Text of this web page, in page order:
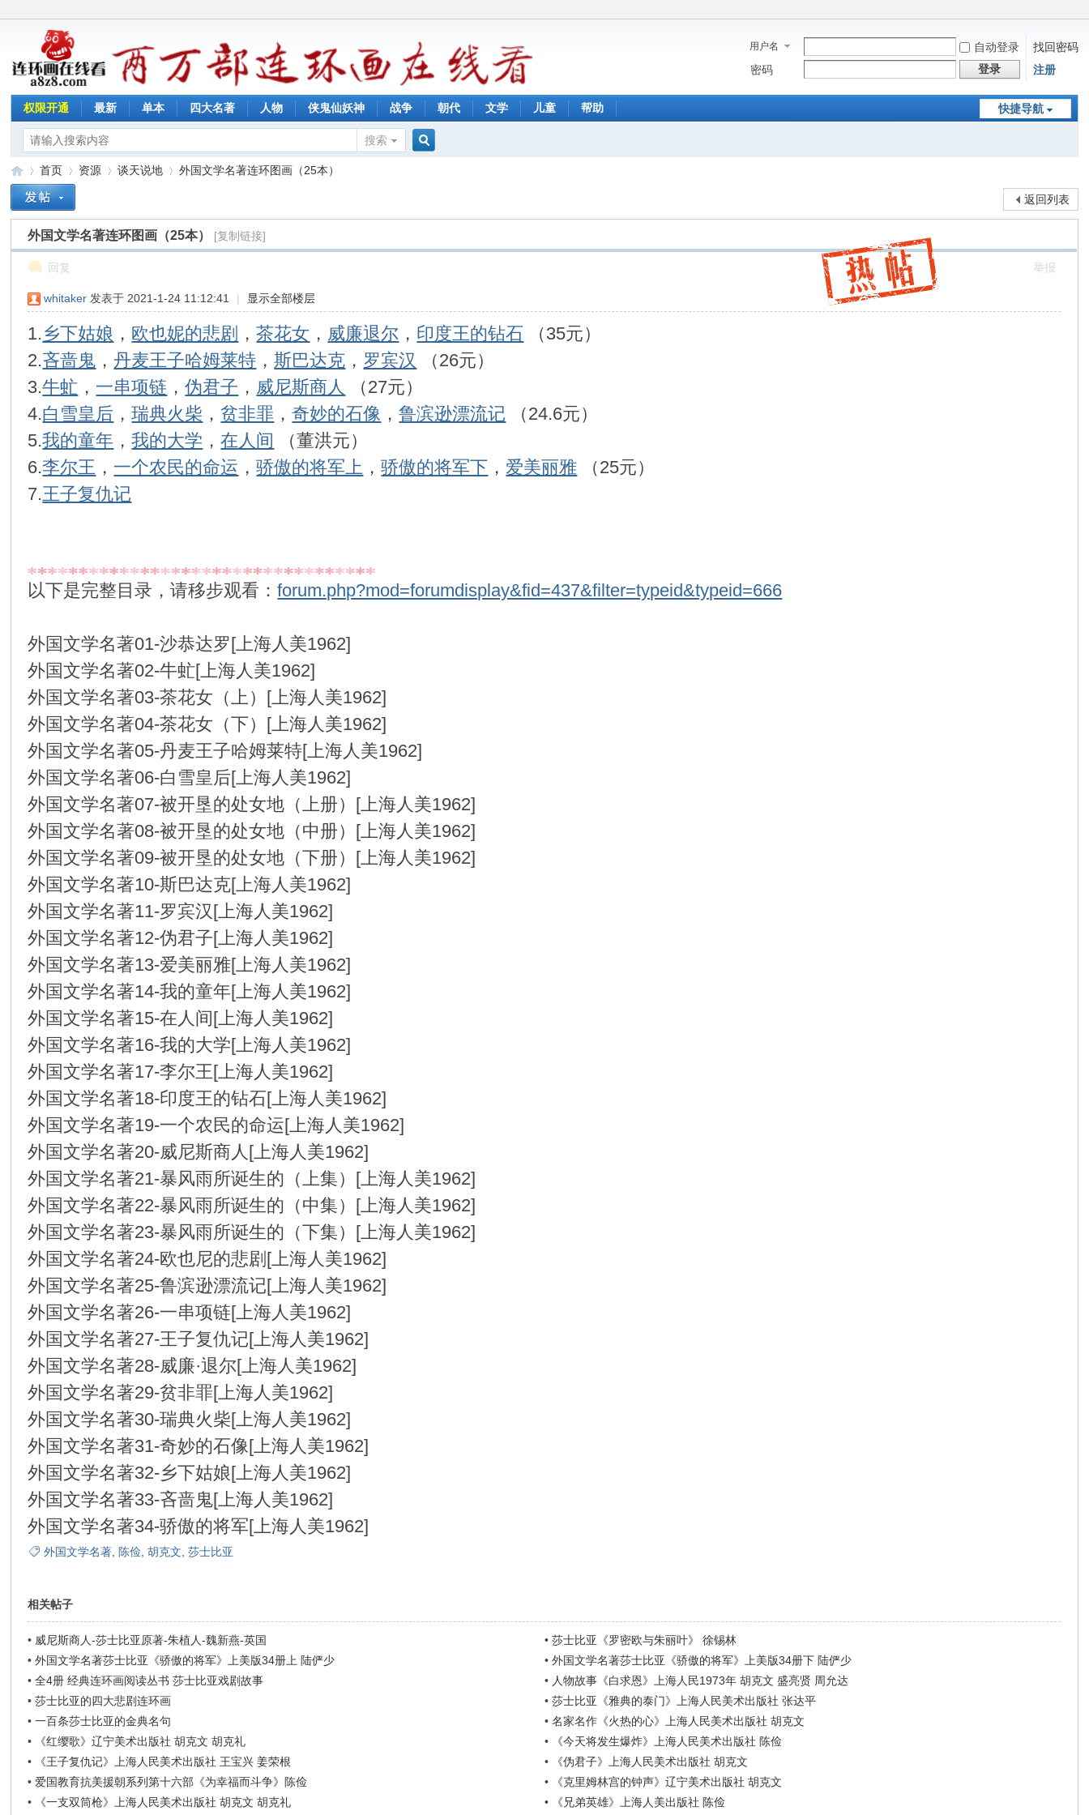
用户名 自动登录
找回密码
密码
登录 注册
快捷导航
权限开通 最新 单本 四大名著 人物 侠鬼仙妖神 战争 朝代 文学 儿童 帮助
搜索
»
首页
›
资源
›
谈天说地
›
外国文学名著连环图画（25本）
返回列表
外国文学名著连环图画（25本） [复制链接]
回复 举报
whitaker 发表于 2021-1-24 11:12:41 | 显示全部楼层
1. 乡下姑娘 ， 欧也妮的悲剧 ，茶花女 ， 威廉退尔 ， 印度王的钻石 （35元）
2.吝啬鬼 ，丹麦王子哈姆莱特 ，斯巴达克 ， 罗宾汉
（26元）
3.牛虻 ， 一串项链 ，伪君子 ， 威尼斯商人
（27元）
4.白雪皇后 ，瑞典火柴 ，贫非罪 ，奇妙的石像 ，鲁滨逊漂流记 （24.6元）
5.我的童年 ，我的大学 ，在人间 （董洪元）
6.李尔王 ， 一个农民的命运 ，骄傲的将军上 ，骄傲的将军下 ，爱美丽雅 （25元）
7.王子复仇记
以下是完整目录，请移步观看：forum.php?mod=forumdisplay&fid=437&filter=typeid&typeid=666
外国文学名著01-沙恭达罗[上海人美1962]
外国文学名著02-牛虻[上海人美1962]
外国文学名著03-茶花女（上）[上海人美1962]
外国文学名著04-茶花女（下）[上海人美1962]
外国文学名著05-丹麦王子哈姆莱特[上海人美1962]
外国文学名著06-白雪皇后[上海人美1962]
外国文学名著07-被开垦的处女地（上册）[上海人美1962]
外国文学名著08-被开垦的处女地（中册）[上海人美1962]
外国文学名著09-被开垦的处女地（下册）[上海人美1962]
外国文学名著10-斯巴达克[上海人美1962]
外国文学名著11-罗宾汉[上海人美1962]
外国文学名著12-伪君子[上海人美1962]
外国文学名著13-爱美丽雅[上海人美1962]
外国文学名著14-我的童年[上海人美1962]
外国文学名著15-在人间[上海人美1962]
外国文学名著16-我的大学[上海人美1962]
外国文学名著17-李尔王[上海人美1962]
外国文学名著18-印度王的钻石[上海人美1962]
外国文学名著19-一个农民的命运[上海人美1962]
外国文学名著20-威尼斯商人[上海人美1962]
外国文学名著21-暴风雨所诞生的（上集）[上海人美1962]
外国文学名著22-暴风雨所诞生的（中集）[上海人美1962]
外国文学名著23-暴风雨所诞生的（下集）[上海人美1962]
外国文学名著24-欧也尼的悲剧[上海人美1962]
外国文学名著25-鲁滨逊漂流记[上海人美1962]
外国文学名著26-一串项链[上海人美1962]
外国文学名著27-王子复仇记[上海人美1962]
外国文学名著28-威廉·退尔[上海人美1962]
外国文学名著29-贫非罪[上海人美1962]
外国文学名著30-瑞典火柴[上海人美1962]
外国文学名著31-奇妙的石像[上海人美1962]
外国文学名著32-乡下姑娘[上海人美1962]
外国文学名著33-吝啬鬼[上海人美1962]
外国文学名著34-骄傲的将军[上海人美1962]
外国文学名著 陈俭 ,胡克文 ,莎士比亚
相关帖子
• 威尼斯商人-莎士比亚原著-朱植人-魏新燕-英国 • 莎士比亚《罗密欧与朱丽叶》 徐锡林
•外国文学名著莎士比亚《骄傲的将军》上美版34册上 陆俨少 • 外国文学名著莎士比亚《骄傲的将军》上美版34册下 陆俨少
•全4册 经典连环画阅读丛书 莎士比亚戏剧故事 • 人物故事《白求恩》上海人民1973年 胡克文 盛亮贤 周允达
•莎士比亚的四大悲剧连环画 • 莎士比亚《雅典的泰门》上海人民美术出版社 张达平
•一百条莎士比亚的金典名句 • 名家名作《火热的心》上海人民美术出版社 胡克文
•
《红缨歌》辽宁美术出版社 胡克文 胡克礼 •
《今天将发生爆炸》上海人民美术出版社 陈俭
•
《王子复仇记》上海人民美术出版社 王宝兴 姜荣根 •
《伪君子》上海人民美术出版社 胡克文
• 爱国教育抗美援朝系列第十六部《为幸福而斗争》陈俭 •
《克里姆林宫的钟声》辽宁美术出版社 胡克文
•
《一支双筒枪》上海人民美术出版社 胡克文 胡克礼 • 《兄弟英雄》上海人美出版社 陈俭